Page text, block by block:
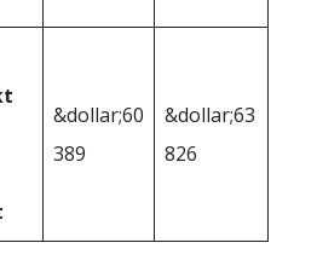
&dollar;60
389
&dollar;63
826